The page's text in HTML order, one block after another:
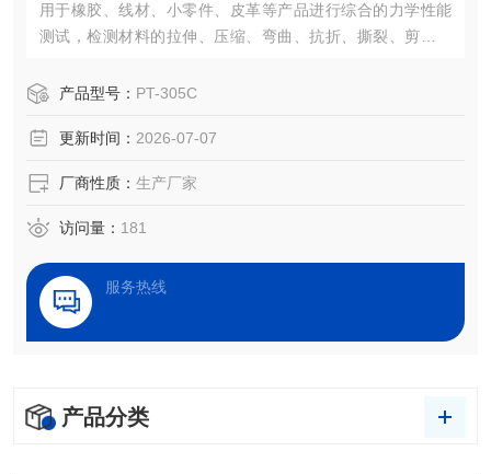
用于橡胶、线材、小零件、皮革等产品进行综合的力学性能
测试，检测材料的拉伸、压缩、弯曲、抗折、撕裂、剪力、
产品型号： PT-305C
更新时间： 2026-07-07
厂商性质： 生产厂家
访问量： 181
服务热线
产品分类